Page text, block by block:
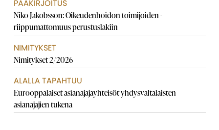
PÄÄKIRJOITUS
Niko Jakobsson: Oikeudenhoidon toimijoiden ­
riippumattomuus perustuslakiin
NIMITYKSET
Nimitykset 2/2026
ALALLA TAPAHTUU
Eurooppalaiset asianajaja­yhteisöt yhdysvaltalaisten
asianajajien tukena